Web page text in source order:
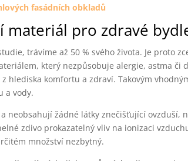
fasádních obkladů
materiál pro zdravé
trávíme až 50 % svého života. Je proto
který nezpůsobuje alergie, astma či
hlediska komfortu a zdraví. Takovým
a vody.
neobsahují žádné látky znečišťující ovzduší,
zdivo prokazatelný vliv na ionizaci
množství nezbytný.